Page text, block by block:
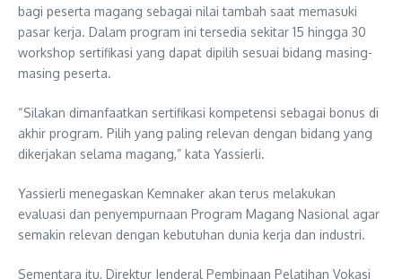
bagi peserta magang sebagai nilai tambah saat memasuki
pasar kerja. Dalam program ini tersedia sekitar 15 hingga 30
workshop sertifikasi yang dapat dipilih sesuai bidang masing-
masing peserta.
“Silakan dimanfaatkan sertifikasi kompetensi sebagai bonus di
akhir program. Pilih yang paling relevan dengan bidang yang
dikerjakan selama magang,” kata Yassierli.
Yassierli menegaskan Kemnaker akan terus melakukan
evaluasi dan penyempurnaan Program Magang Nasional agar
semakin relevan dengan kebutuhan dunia kerja dan industri.
Sementara itu, Direktur Jenderal Pembinaan Pelatihan Vokasi